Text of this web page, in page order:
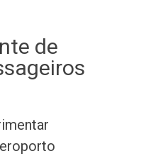
de